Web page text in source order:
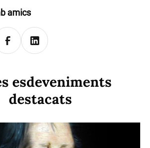
amics
esdeveniments
destacats